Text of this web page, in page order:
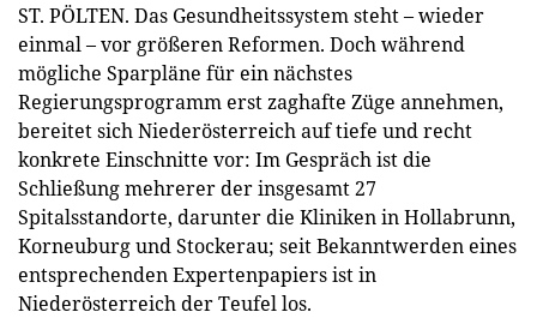
ST. PÖLTEN. Das Gesundheitssystem steht – wieder
einmal – vor größeren Reformen. Doch während
mögliche Sparpläne für ein nächstes
Regierungsprogramm erst zaghafte Züge annehmen,
bereitet sich Niederösterreich auf tiefe und recht
konkrete Einschnitte vor: Im Gespräch ist die
Schließung mehrerer der insgesamt 27
Spitalsstandorte, darunter die Kliniken in Hollabrunn,
Korneuburg und Stockerau; seit Bekanntwerden eines
entsprechenden Expertenpapiers ist in
Niederösterreich der Teufel los.